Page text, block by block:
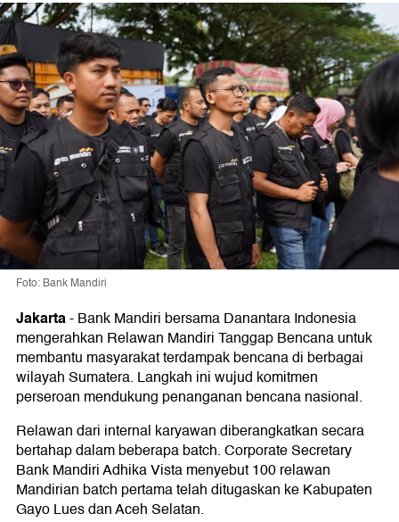
Foto: Bank Mandiri
Jakarta-Bank Mandiri bersama Danantara Indonesia
mengerahkan Relawan Mandiri Tanggap Bencana untuk
membantu masyarakat terdampak bencana di berbagai
wilayah Sumatera. Langkah ini wujud komitmen
perseroan mendukung penanganan bencana nasional.
Relawan dari internal karyawan diberangkatkan secara
bertahap dalam beberapa batch. Corporate Secretary
Bank Mandiri Adhika Vista menyebut 100 relawan
Mandirian batch pertama telah ditugaskan ke Kabupaten
Gayo Lues dan Aceh Selatan.